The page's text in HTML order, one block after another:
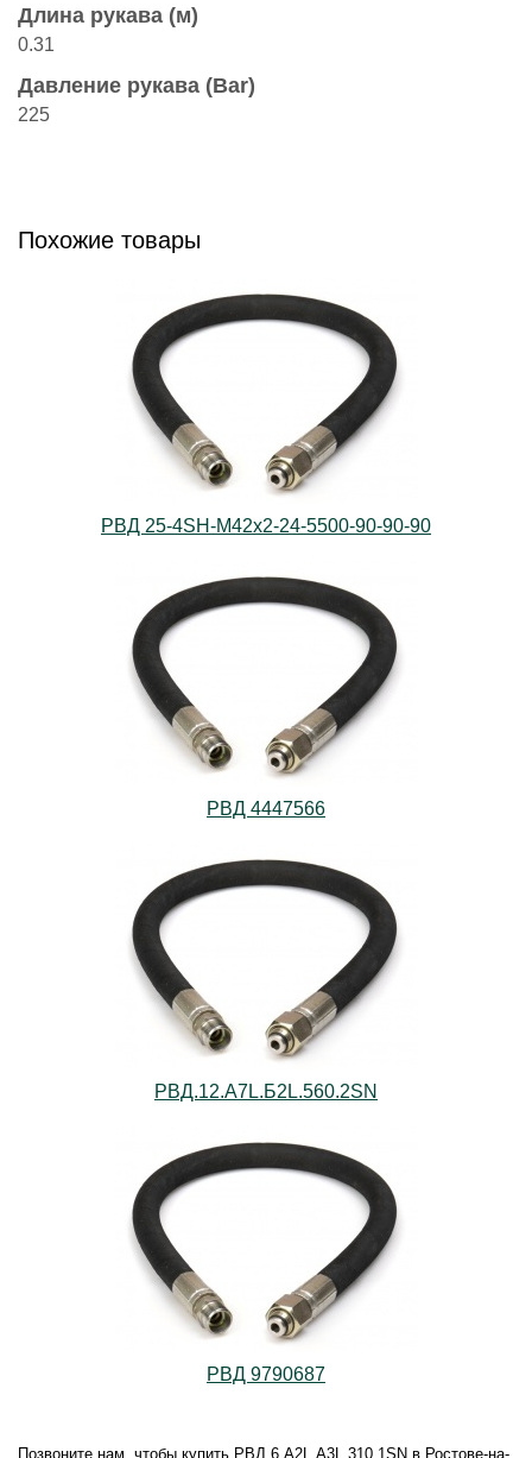
Длина рукава (м)
0.31
Давление рукава (Bar)
225
Похожие товары
РВД 25-4SН-М42х2-24-5500-90-90-90
РВД 4447566
РВД.12.А7L.Б2L.560.2SN
РВД 9790687
Позвоните нам, чтобы купить РВД.6.А2L.А3L.310.1SN в Ростове-на-